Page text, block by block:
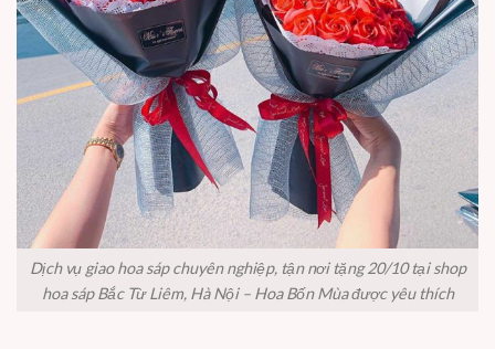
Dịch vụ giao hoa sáp chuyên nghiệp, tận nơi tặng 20/10 tại shop
hoa sáp Bắc Từ Liêm, Hà Nội – Hoa Bốn Mùa được yêu thích